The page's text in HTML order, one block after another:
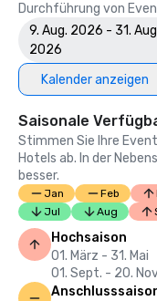
Durchführung von
9. Aug. 2026 - 31.
2026
Kalender anzeigen
Saisonale
Stimmen Sie Ihre
Hotels ab. In der
besser.
Jan Feb
Jul
Aug
Hochsaison
01. März - 31. Mai
01. Sept. - 20.